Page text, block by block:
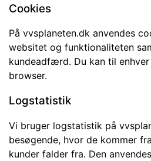
Cookies
På vvsplaneten.dk anvendes
websitet og funktionaliteten
kundeadfærd. Du kan til
browser.
Logstatistik
Vi bruger logstatistik på
besøgende, hvor de kommer
kunder falder fra. Den